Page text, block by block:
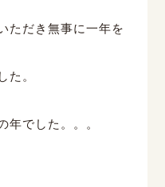
ただき無事に一年を
た。
年でした。。。